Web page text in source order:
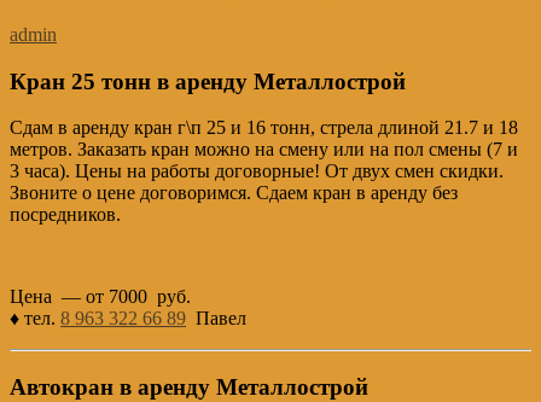
admin
Кран 25 тонн в аренду Металлострой
Сдам в аренду кран г\п 25 и 16 тонн, стрела длиной 21.7 и 18
метров. Заказать кран можно на смену или на пол смены (7 и
3 часа). Цены на работы договорные! От двух смен скидки.
Звоните о цене договоримся. Сдаем кран в аренду без
посредников.
Цена — от 7000 руб.
♦ тел. 8 963 322 66 89 Павел
Автокран в аренду Металлострой